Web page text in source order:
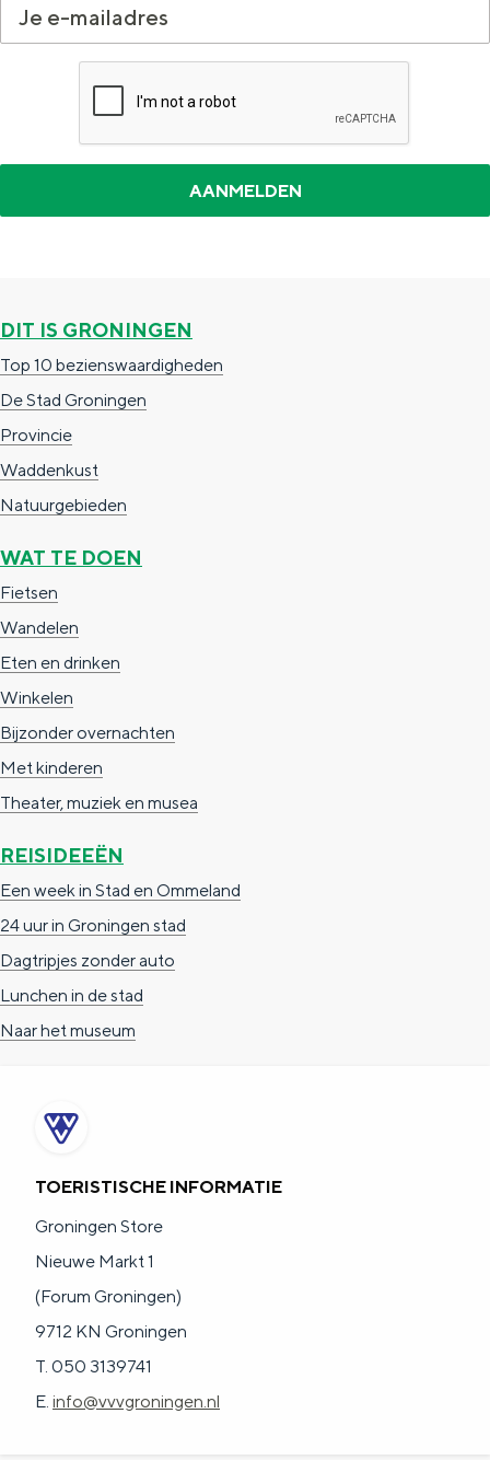
DIT IS GRONINGEN
Top 10 bezienswaardigheden
De Stad Groningen
Provincie
Waddenkust
Natuurgebieden
WAT TE DOEN
Fietsen
Wandelen
Eten en drinken
Winkelen
Bijzonder overnachten
Met kinderen
Theater, muziek en musea
REISIDEEËN
Een week in Stad en Ommeland
24 uur in Groningen stad
Dagtripjes zonder auto
Lunchen in de stad
Naar het museum
TOERISTISCHE INFORMATIE
Groningen Store
Nieuwe Markt 1
(Forum Groningen)
9712 KN Groningen
T. 050 3139741
E. info@vvvgroningen.nl